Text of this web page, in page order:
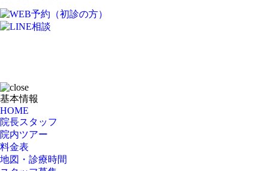
基本情報
HOME
院長スタッフ
院内ツアー
料金表
地図・診療時間